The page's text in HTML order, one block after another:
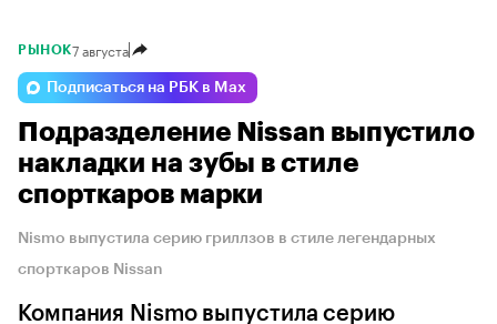
РЫНОК7 августа
Подписаться на РБК в Max
Подразделение Nissan выпустило
накладки на зубы в стиле
спорткаров марки
Nismo выпустила серию гриллзов в стиле легендарных
спорткаров Nissan
Компания Nismo выпустила серию